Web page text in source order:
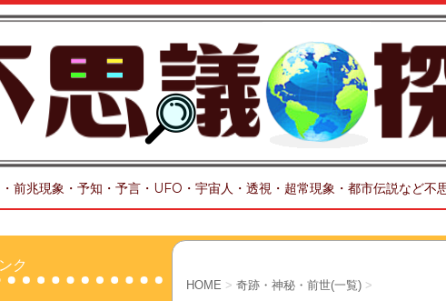
前兆現象・予知・予言・UFO・宇宙人・透視・超常現象・都市伝説など不
HOME > 奇跡・神秘・前世(一覧) >
ク